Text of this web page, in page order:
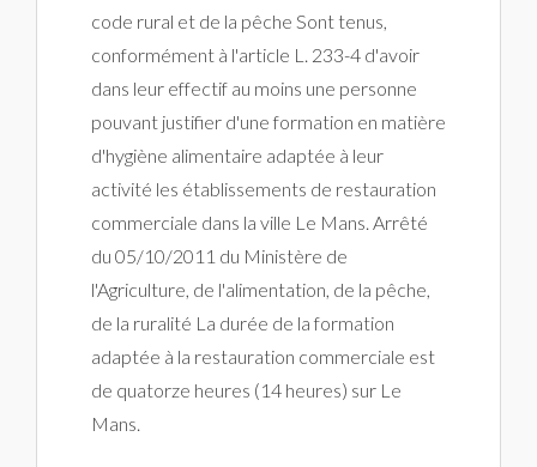
code rural et de la pêche Sont tenus,
conformément à l'article L. 233-4 d'avoir
dans leur effectif au moins une personne
pouvant justifier d'une formation en matière
d'hygiène alimentaire adaptée à leur
activité les établissements de restauration
commerciale dans la ville Le Mans. Arrêté
du 05/10/2011 du Ministère de
l'Agriculture, de l'alimentation, de la pêche,
de la ruralité La durée de la formation
adaptée à la restauration commerciale est
de quatorze heures (14 heures) sur Le
Mans.